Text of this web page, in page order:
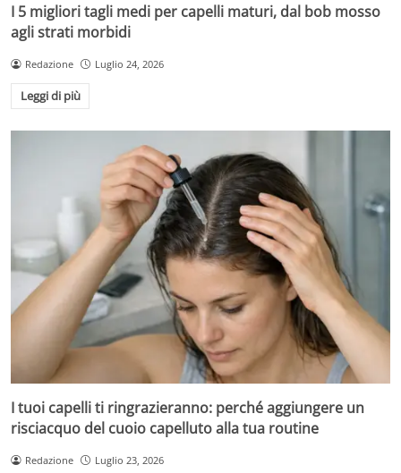
I 5 migliori tagli medi per capelli maturi, dal bob mosso
agli strati morbidi
Redazione Luglio 24, 2026
Leggi di più
I tuoi capelli ti ringrazieranno: perché aggiungere un
risciacquo del cuoio capelluto alla tua routine
Redazione Luglio 23, 2026